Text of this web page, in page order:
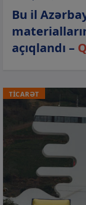
Bu il
açıqlandı –
TİCARƏT